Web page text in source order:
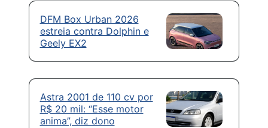
DFM Box Urban 2026
estreia contra Dolphin e
Geely EX2
Astra 2001 de 110 cv por
R$ 20 mil: “Esse motor
anima”, diz dono